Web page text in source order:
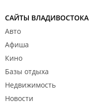
САЙТЫ ВЛАДИВОСТОКА
Авто
Афиша
Кино
Базы отдыха
Недвижимость
Новости